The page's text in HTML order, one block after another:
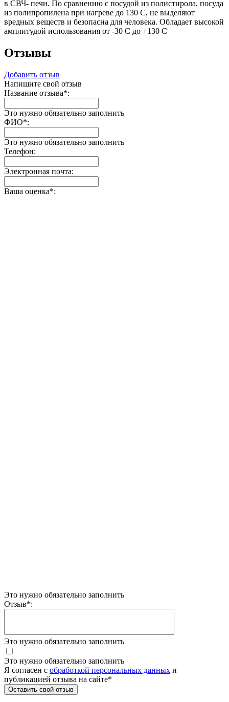
в СВЧ- печи. По сравнению с посудой из полистирола, посуда
из полипропилена при нагреве до 130 С, не выделяют
вредных веществ и безопасна для человека. Обладает высокой
амплитудой использования от -30 С до +130 С
Отзывы
Добавить отзыв
Напишите свой отзыв
Название отзыва*:
Это нужно обязательно заполнить
ФИО*:
Это нужно обязательно заполнить
Телефон:
Электронная почта:
Ваша оценка*:
Это нужно обязательно заполнить
Отзыв*:
Это нужно обязательно заполнить
Это нужно обязательно заполнить
Я согласен c обработкой персональных данных и
публикацией отзыва на сайте*